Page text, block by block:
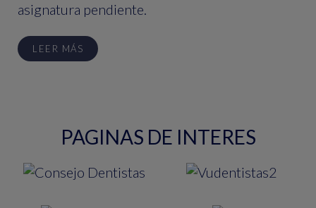
asignatura pendiente.
LEER MÁS
PAGINAS DE INTERES